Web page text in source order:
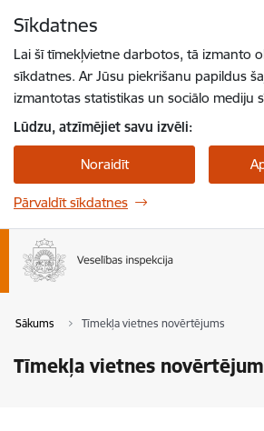
Sīkdatnes
Lai šī tīmekļvietne darbotos, tā izmanto
sīkdatnes. Ar Jūsu piekrišanu papildus
izmantotas statistikas un sociālo mediju
Lūdzu, atzīmējiet savu izvēli:
Noraidīt
Pārvaldīt sīkdatnes
Sākums Tīmekļa vietnes novērtējums
Tīmekļa vietnes